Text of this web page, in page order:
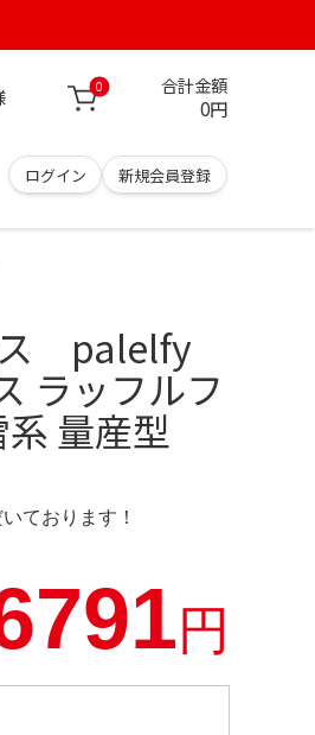
0 合計金額
0円
ログイン 新規会員登録
ス palelfy
ラッフルフ
量産型
ております！
円